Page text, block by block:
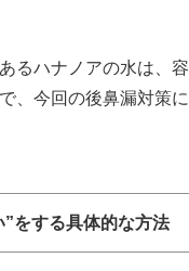
るハナノアの水は、
、今回の後鼻漏対策
をする具体的な方法